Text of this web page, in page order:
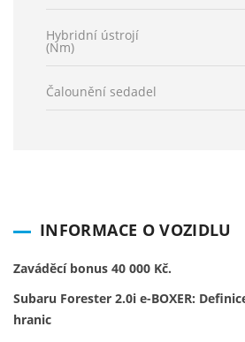
Hybridní ústrojí
(Nm)
Čalounění sedadel
INFORMACE O VOZIDLU
Zaváděcí bonus 40 000 Kč.
Subaru Forester 2.0i e-BOXER:
hranic